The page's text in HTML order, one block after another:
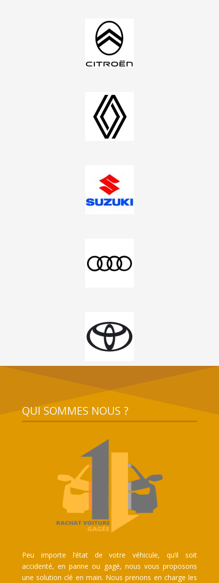
QUI SOMMES NOUS ?
Peu importe l’état de votre véhicule, qu’il soit
accidenté, en panne ou gagé, nous vous proposons
une solution clé en main. Nous prenons en charge les